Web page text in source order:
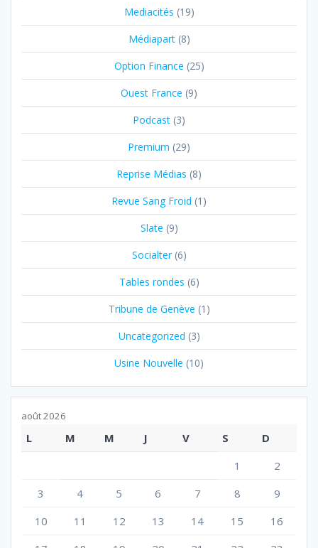
Mediacités (19)
Médiapart(8)
Option Finance (25)
Ouest France (9)
Podcast (3)
Premium (29)
Reprise Médias (8)
Revue Sang Froid (1)
Slate (9)
Socialter(6)
Tables rondes (6)
Tribune de Genève (1)
Uncategorized (3)
Usine Nouvelle (10)
août 2026
L M M J V S
D
1
2
3
4 5 6 7 8
9
10
11 12 13 14 15
16